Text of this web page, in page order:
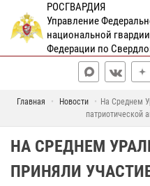
РОСГВАРДИЯ
Управление
национальной
Федерации по
Главная Новости
На Среднем
патриотической
НА СРЕДНЕМ
ПРИНЯЛИ